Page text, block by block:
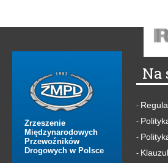
Zrzeszenie
Międzynarodowych
Przewoźników
Drogowych w Polsce
Na
-
-
-
-